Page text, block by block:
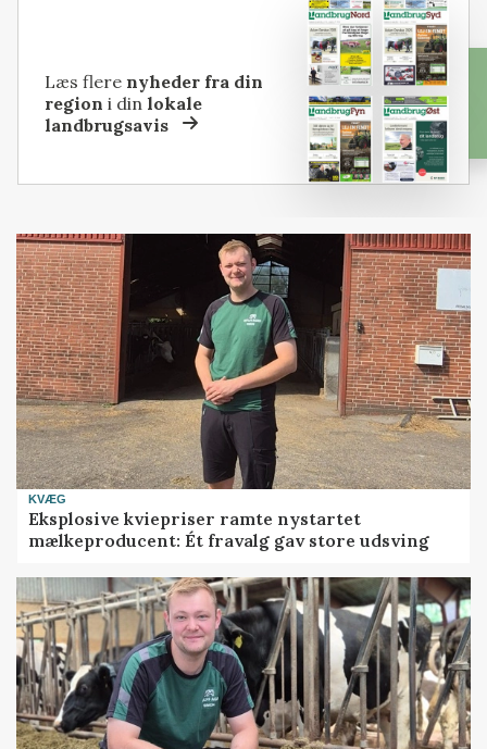
Læs flere nyheder fra din
region i dinlokale
landbrugsavis
KVÆG
Eksplosive kviepriser ramte nystartet
mælkeproducent: Ét fravalg gav store udsving